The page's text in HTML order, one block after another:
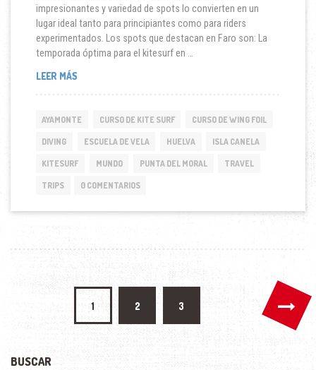
impresionantes y variedad de spots lo convierten en un
lugar ideal tanto para principiantes como para riders
experimentados. Los spots que destacan en Faro son: La
temporada óptima para el kitesurf en …
LEER MÁSKITESURF
AYAMONTE CURSO DE KITE SURF CURSO DE WING FOIL
DIVING ESCUELA DE VELA HUELVA ISLA CANELA
KITESURF MUNDO PUNTA DEL MORAL TRAVEL
TRIPS 0 COMENTARIOS
Paginación
de
entradas
1 2 3
BUSCAR